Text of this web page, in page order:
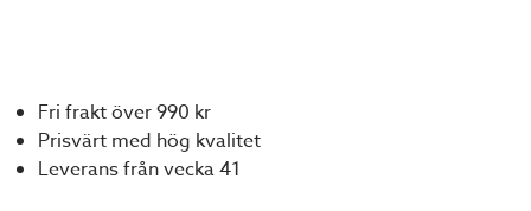
Fri frakt över 990 kr
Prisvärt med hög kvalitet
Leverans från vecka 41